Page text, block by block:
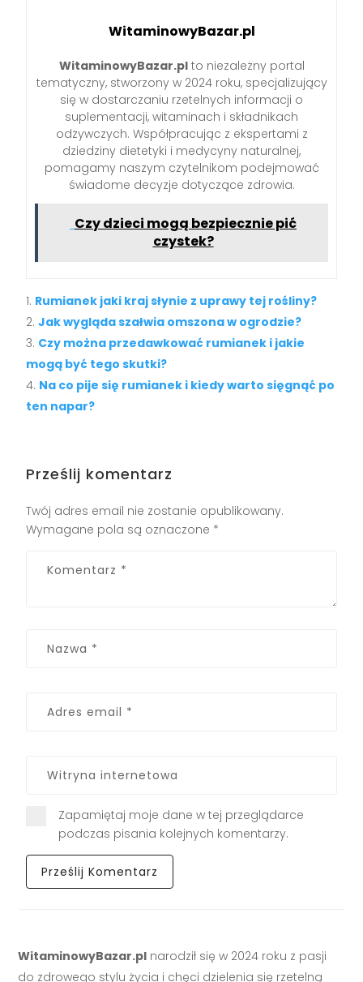
WitaminowyBazar.pl
WitaminowyBazar.plto niezależny portal
tematyczny, stworzony w 2024 roku, specjalizujący
się w dostarczaniu rzetelnych informacji o
suplementacji, witaminach i składnikach
odżywczych. Współpracując z ekspertami z
dziedziny dietetyki i medycyny naturalnej,
pomagamy naszym czytelnikom podejmować
świadome decyzje dotyczące zdrowia.
Czy dzieci mogą bezpiecznie pić
czystek?
Rumianek jaki kraj słynie z uprawy tej rośliny?
Jak wygląda szałwia omszona w ogrodzie?
Czy można przedawkować rumianek i jakie
mogą być tego skutki?
Na co pije się rumianek i kiedy warto sięgnąć po
ten napar?
Prześlij komentarz
Twój adres email nie zostanie opublikowany.
Wymagane pola są oznaczone *
Zapamiętaj moje dane w tej przeglądarce
podczas pisania kolejnych komentarzy.
WitaminowyBazar.pl narodził się w 2024 roku z pasji
do zdrowego stylu życia i chęci dzielenia się rzetelną